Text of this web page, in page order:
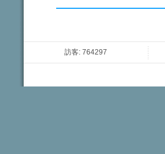
訪客: 764297